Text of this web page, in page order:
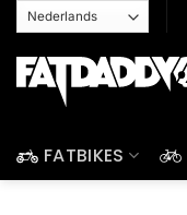
naar
inhoud
FATBIKES